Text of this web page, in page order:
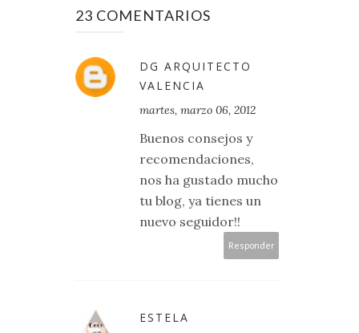
23 COMENTARIOS
DG ARQUITECTO
VALENCIA
martes, marzo 06, 2012
Buenos consejos y
recomendaciones,
nos ha gustado mucho
tu blog, ya tienes un
nuevo seguidor!!
Responder
ESTELA